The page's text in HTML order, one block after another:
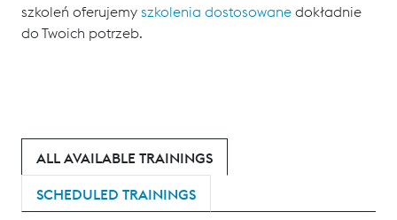
szkoleń oferujemy szkolenia dostosowane dokładnie
do Twoich potrzeb.
ALL AVAILABLE TRAININGS
SCHEDULED TRAININGS